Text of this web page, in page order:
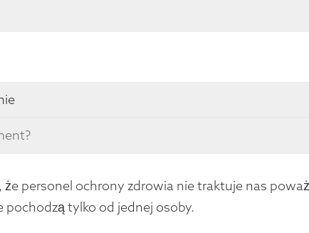
że personel ochrony zdrowia nie traktuje nas
pochodzą tylko od jednej osoby.